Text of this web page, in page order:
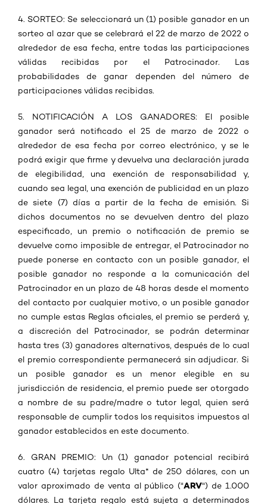
4. SORTEO: Se seleccionará un (1) posible ganador en un
sorteo al azar que se celebrará el 22 de marzo de 2022 o
alrededor de esa fecha, entre todas las participaciones
válidas recibidas por el Patrocinador. Las
probabilidades de ganar dependen del número de
participaciones válidas recibidas.
5. NOTIFICACIÓN A LOS GANADORES: El posible
ganador será notificado el 25 de marzo de 2022 o
alrededor de esa fecha por correo electrónico, y se le
podrá exigir que firme y devuelva una declaración jurada
de elegibilidad, una exención de responsabilidad y,
cuando sea legal, una exención de publicidad en un plazo
de siete (7) días a partir de la fecha de emisión. Si
dichos documentos no se devuelven dentro del plazo
especificado, un premio o notificación de premio se
devuelve como imposible de entregar, el Patrocinador no
puede ponerse en contacto con un posible ganador, el
posible ganador no responde a la comunicación del
Patrocinador en un plazo de 48 horas desde el momento
del contacto por cualquier motivo, o un posible ganador
no cumple estas Reglas oficiales, el premio se perderá y,
a discreción del Patrocinador, se podrán determinar
hasta tres (3) ganadores alternativos, después de lo cual
el premio correspondiente permanecerá sin adjudicar. Si
un posible ganador es un menor elegible en su
jurisdicción de residencia, el premio puede ser otorgado
a nombre de su padre/madre o tutor legal, quien será
responsable de cumplir todos los requisitos impuestos al
ganador establecidos en este documento.
6. GRAN PREMIO: Un (1) ganador potencial recibirá
cuatro (4) tarjetas regalo Ulta* de 250 dólares, con un
valor aproximado de venta al público ("ARV") de 1.000
dólares. La tarjeta regalo está sujeta a determinados